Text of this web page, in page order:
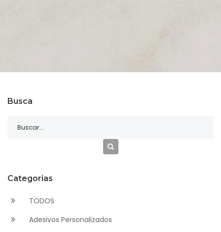
Busca
Categorias
TODOS
Adesivos Personalizados